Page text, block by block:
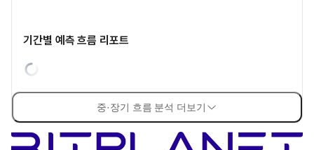
기간별 예측 흐름 리포트
중·장기 흐름 분석 더보기